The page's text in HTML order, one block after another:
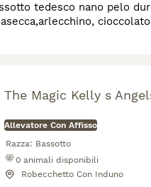
tedesco nano pelo
The Magic Kelly s
Allevatore Con Affisso
Razza: Bassotto
0 animali disponibili
Robecchetto Con Induno